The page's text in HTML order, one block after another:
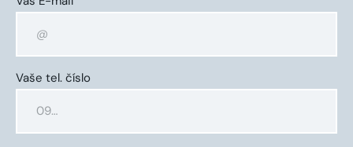
Vaše tel. číslo